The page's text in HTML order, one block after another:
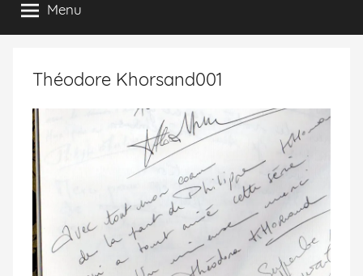
séries
et
doublage
printemps
séries
doublage
Menu
Théodore Khorsand001